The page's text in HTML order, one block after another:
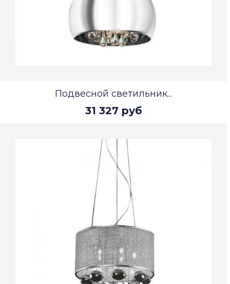
Подвесной светильник...
31 327 руб